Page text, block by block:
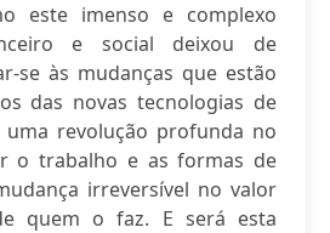
este imenso e complexo
e social deixou de
se às mudanças que estão
das novas tecnologias de
revolução profunda no
o trabalho e as formas de
irreversível no valor
quem o faz. E será esta